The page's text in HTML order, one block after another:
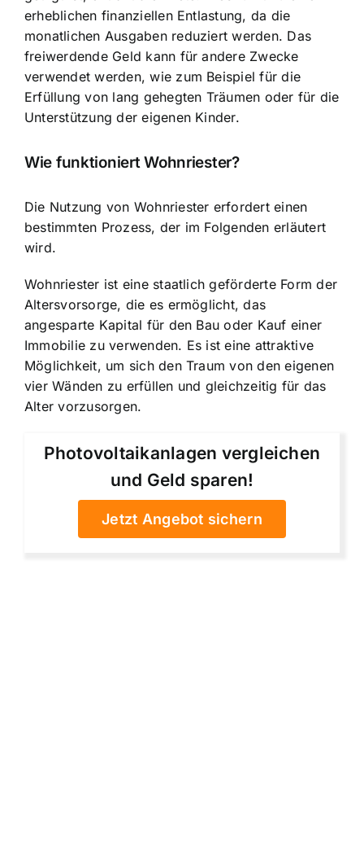
erheblichen finanziellen Entlastung, da die
monatlichen Ausgaben reduziert werden. Das
freiwerdende Geld kann für andere Zwecke
verwendet werden, wie zum Beispiel für die
Erfüllung von lang gehegten Träumen oder für die
Unterstützung der eigenen Kinder.
Wie funktioniert Wohnriester?
Die Nutzung von Wohnriester erfordert einen
bestimmten Prozess, der im Folgenden erläutert
wird.
Wohnriester ist eine staatlich geförderte Form der
Altersvorsorge, die es ermöglicht, das
angesparte Kapital für den Bau oder Kauf einer
Immobilie zu verwenden. Es ist eine attraktive
Möglichkeit, um sich den Traum von den eigenen
vier Wänden zu erfüllen und gleichzeitig für das
Alter vorzusorgen.
Photovoltaikanlagen vergleichen
und Geld sparen!
Jetzt Angebot sichern